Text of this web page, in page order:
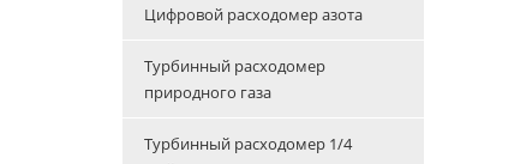
Цифровой расходомер азота
Турбинный расходомер
природного газа
Турбинный расходомер 1/4